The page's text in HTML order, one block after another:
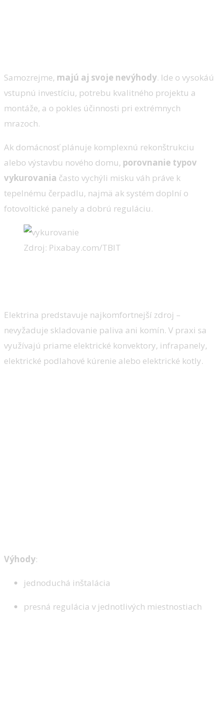
Samozrejme, majú aj svoje nevýhody. Ide o vysokáú
vstupnú investíciu, potrebu kvalitného projektu a
montáže, a o pokles účinnosti pri extrémnych
mrazoch.
Ak domácnosť plánuje komplexnú rekonštrukciu
alebo výstavbu nového domu, porovnanie typov
vykurovania často vychýli misku váh práve k
tepelnému čerpadlu, najmä ak systém doplní o
fotovoltické panely a dobrú reguláciu.
Zdroj: Pixabay.com/TBIT
Elektrina predstavuje najkomfortnejší zdroj –
nevyžaduje skladovanie paliva ani komín. V praxi sa
využívajú priame elektrické konvektory, infrapanely,
elektrické podlahové kúrenie alebo elektrické kotly.
Výhody:
jednoduchá inštalácia
presná regulácia v jednotlivých miestnostiach